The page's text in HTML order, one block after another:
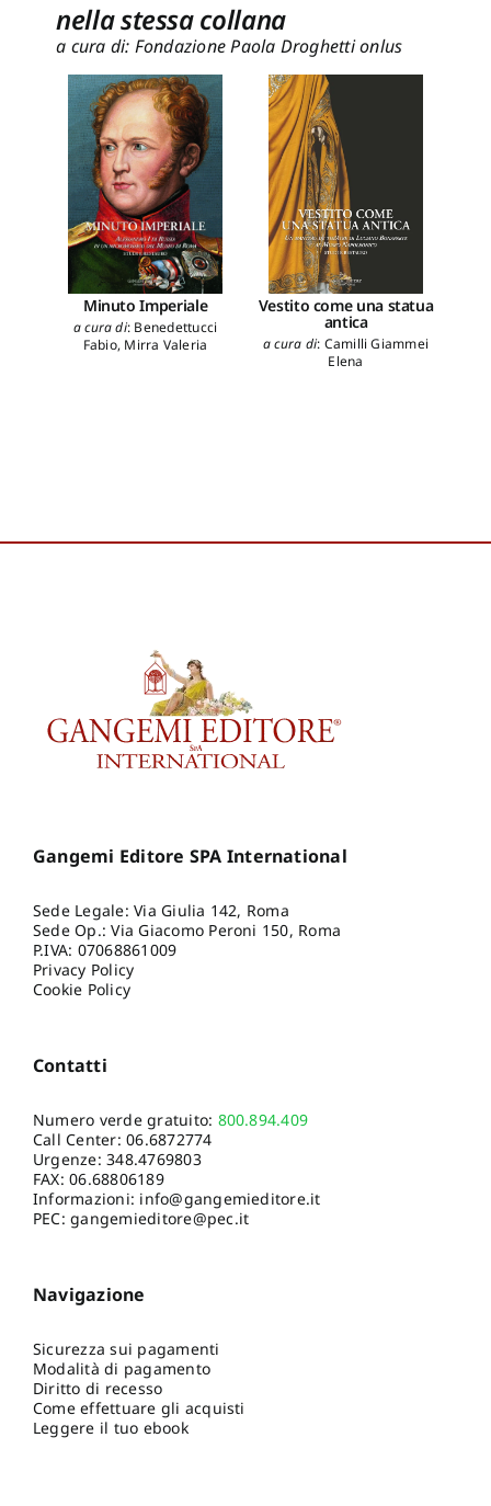
nella stessa collana
a cura di: Fondazione Paola Droghetti onlus
Minuto Imperiale
a cura di: Benedettucci
Fabio, Mirra Valeria
Vestito come una statua
antica
a cura di: Camilli Giammei
Elena
Gangemi Editore SPA International
Sede Legale: Via Giulia 142, Roma
Sede Op.: Via Giacomo Peroni 150, Roma
P.IVA: 07068861009
Privacy Policy
Cookie Policy
Contatti
Numero verde gratuito: 800.894.409
Call Center:06.6872774
Urgenze:348.4769803
FAX: 06.68806189
Informazioni: info@gangemieditore.it
PEC: gangemieditore@pec.it
Navigazione
Sicurezza sui pagamenti
Modalità di pagamento
Diritto di recesso
Come effettuare gli acquisti
Leggere il tuo ebook